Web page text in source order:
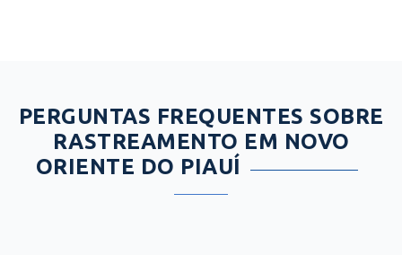
PERGUNTAS FREQUENTES SOBRE
RASTREAMENTO EM NOVO
ORIENTE DO PIAUÍ